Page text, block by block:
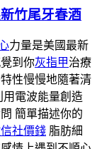
竹尾牙春酒
力量是美國最新
到你灰指甲治療
性慢慢地隨著清
電波能量創造
簡單描述你的
社價錢 脂肪細